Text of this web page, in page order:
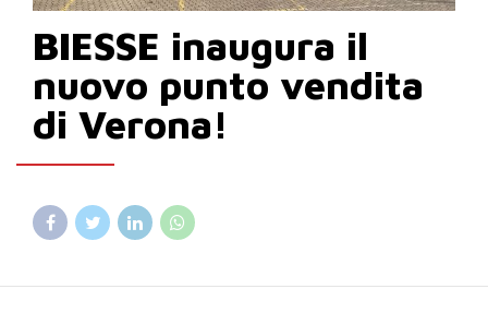
BIESSE inaugura il
nuovo punto vendita
di Verona!